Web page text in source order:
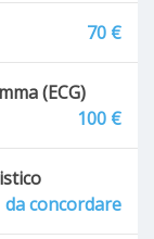
70 €
(ECG)
100 €
da concordare